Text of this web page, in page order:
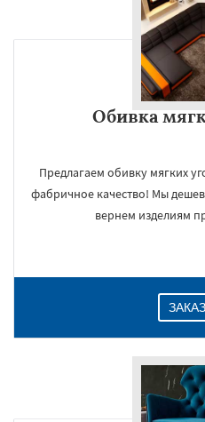
Обивка
Предлагаем обивку мягких
фабричное качество! Мы
вернем изделиям